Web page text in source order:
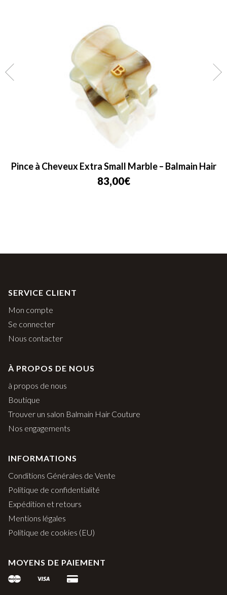
Pince à Cheveux Extra Small Marble – Balmain Hair
83,00€
SERVICE CLIENT
Mon compte
Se connecter
Nous contacter
À PROPOS DE NOUS
à propos de nous
Boutique
Trouver un salon Balmain Hair Couture
Nos engagements
INFORMATIONS
Conditions Générales de Vente
Politique de confidentialité
Expédition et retours
Mentions légales
Politique de cookies (EU)
MOYENS DE PAIEMENT